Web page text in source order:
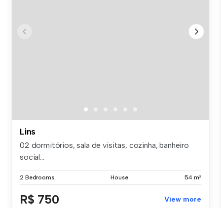
Lins
02 dormitórios, sala de visitas, cozinha, banheiro
social...
2 Bedrooms House 54 m²
R$ 750 View more